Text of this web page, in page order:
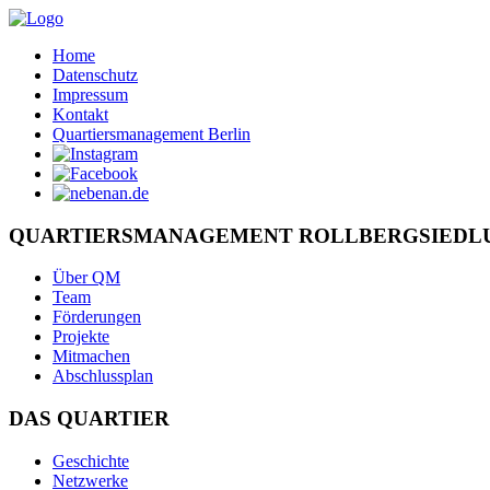
Home
Datenschutz
Impressum
Kontakt
Quartiersmanagement Berlin
QUARTIERSMANAGEMENT
Über QM
Team
Förderungen
Projekte
Mitmachen
Abschlussplan
DAS QUARTIER
Geschichte
Netzwerke